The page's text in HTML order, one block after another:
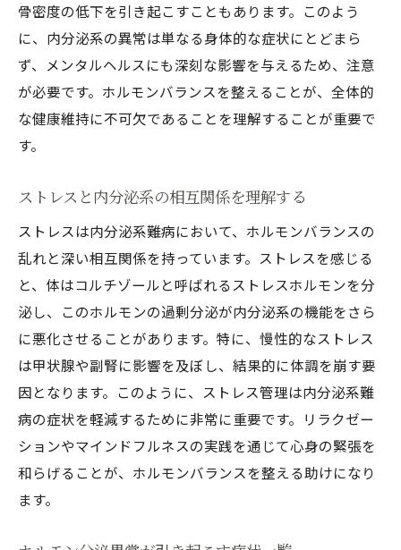
骨密度の低下を引き起こすこともあります。このよう
に、内分泌系の異常は単なる身体的な症状にとどまら
ず、メンタルヘルスにも深刻な影響を与えるため、注意
が必要です。ホルモンバランスを整えることが、全体的
な健康維持に不可欠であることを理解することが重要で
す。
ストレスと内分泌系の相互関係を理解する
ストレスは内分泌系難病において、ホルモンバランスの
乱れと深い相互関係を持っています。ストレスを感じる
と、体はコルチゾールと呼ばれるストレスホルモンを分
泌し、このホルモンの過剰分泌が内分泌系の機能をさら
に悪化させることがあります。特に、慢性的なストレス
は甲状腺や副腎に影響を及ぼし、結果的に体調を崩す要
因となります。このように、ストレス管理は内分泌系難
病の症状を軽減するために非常に重要です。リラクゼー
ションやマインドフルネスの実践を通じて心身の緊張を
和らげることが、ホルモンバランスを整える助けになり
ます。